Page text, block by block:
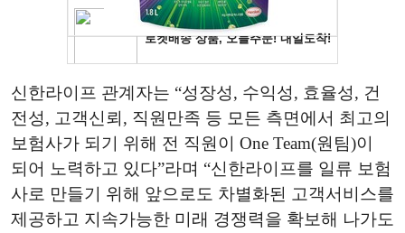
신한라이프 관계자는 “성장성, 수익성, 효율성, 건
전성, 고객신뢰, 직원만족 등 모든 측면에서 최고의
보험사가 되기 위해 전 직원이 One Team(원팀)이
되어 노력하고 있다”라며 “신한라이프를 일류 보험
사로 만들기 위해 앞으로도 차별화된 고객서비스를
제공하고 지속가능한 미래 경쟁력을 확보해 나가도